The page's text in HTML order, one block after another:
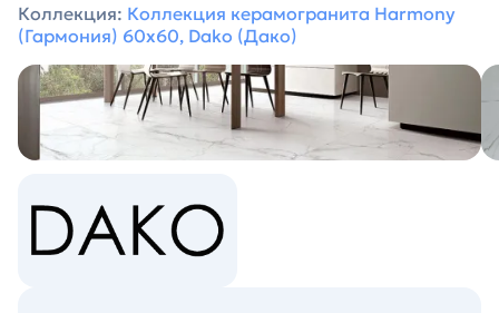
Коллекция: Коллекция керамогранита Harmony
(Гармония) 60х60, Dako (Дако)